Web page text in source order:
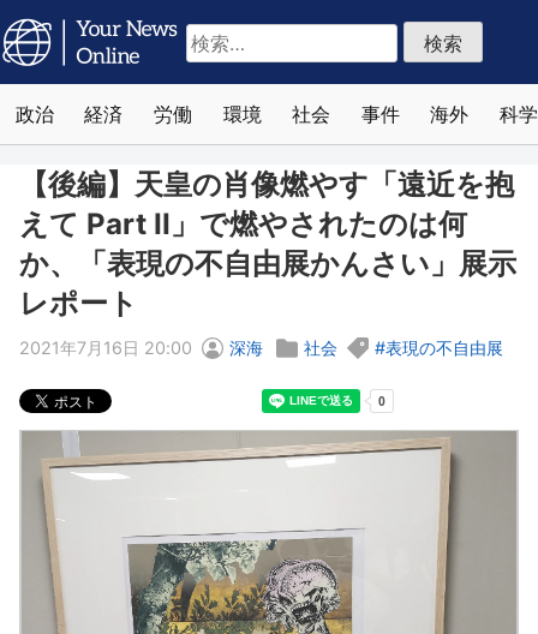
検
索:
政治 経済 労働 環境 社会 事件 海外 科学
【後編】天皇の肖像燃やす「遠近を抱
えて Part II」で燃やされたのは何
か、「表現の不自由展かんさい」展示
レポート
2021年7月16日 20:00 深海 社会 表現の不自由展